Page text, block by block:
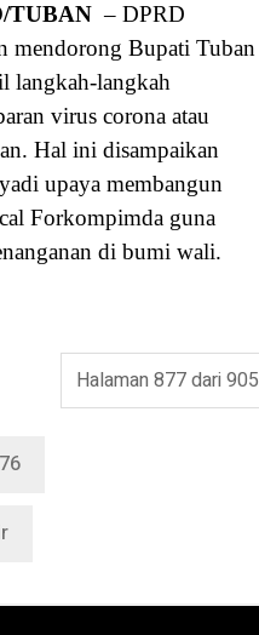
TUBAN – DPRD
mendorong Bupati Tuban
langkah-langkah
virus corona atau
Hal ini disampaikan
upaya membangun
Forkompimda guna
di bumi wali.
Halaman 877 dari 905